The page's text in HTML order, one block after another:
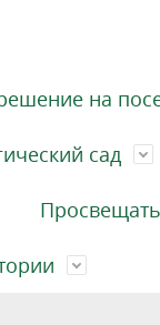
на
сад
Просвещать